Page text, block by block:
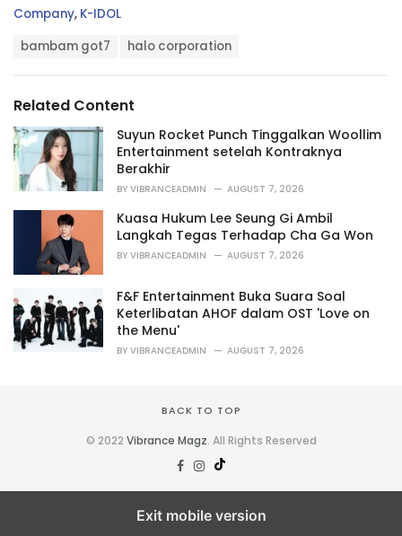
C
r
i
e
s
Company, K-IDOL
:
bambam got7 halo corporation
Related Content
Suyun Rocket Punch Tinggalkan Woollim
Entertainment setelah Kontraknya
Berakhir
BY VIBRANCEADMIN AUGUST 7, 2026
Kuasa Hukum Lee Seung Gi Ambil
Langkah Tegas Terhadap Cha Ga Won
BY VIBRANCEADMIN AUGUST 7, 2026
F&F Entertainment Buka Suara Soal
Keterlibatan AHOF dalam OST 'Love on
the Menu'
BY VIBRANCEADMIN AUGUST 7, 2026
BACK TO TOP
© 2022 Vibrance Magz. All Rights Reserved
Exit mobile version